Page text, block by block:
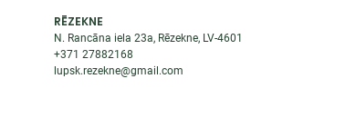
RĒZEKNE
N. Rancāna iela 23a, Rēzekne, LV-4601
+37127882168
lupsk.rezekne@gmail.com